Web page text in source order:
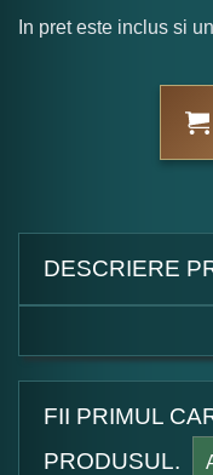
In pret este inclus si
DESCRIERE
FII PRIMUL
PRODUSUL.